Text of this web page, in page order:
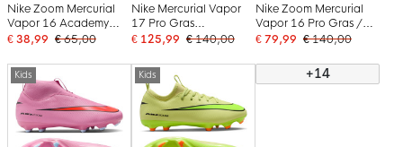
Nike Zoom Mercurial
Vapor 16 Academy
Gras / Kunstgras
Kids Roze Felrood
Lichtblauw
€ 38,99 € 65,00
Nike Mercurial Vapor
17 Pro Gras
Voetbalschoenen (FG)
€ 125,99 € 140,00
Nike Zoom Mercurial
Vapor 16 Pro Gras /
Kunstgras
Kids Bordeauxrood
Zilver Oranje
€ 79,99 € 140,00
Kids Kids +14